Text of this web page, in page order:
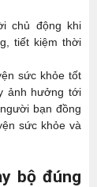
chủ động khi
tiết kiệm thời
sức khỏe tốt
ảnh hưởng tới
bạn đồng
sức khỏe và
bộ đúng